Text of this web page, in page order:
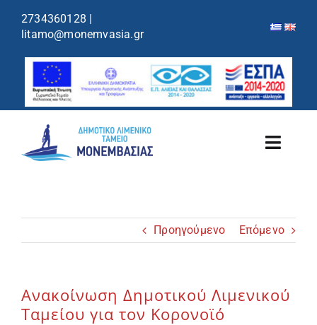
2734360128 |
litamo@monemvasia.gr
Λιμάνια/Ελλιμενισμός
Ανακοινώσεις
Προηγούμενο Επόμενο
Ανακοίνωση Δημοτικού Λιμενικού
Ταμείου για τον Κορονοϊό